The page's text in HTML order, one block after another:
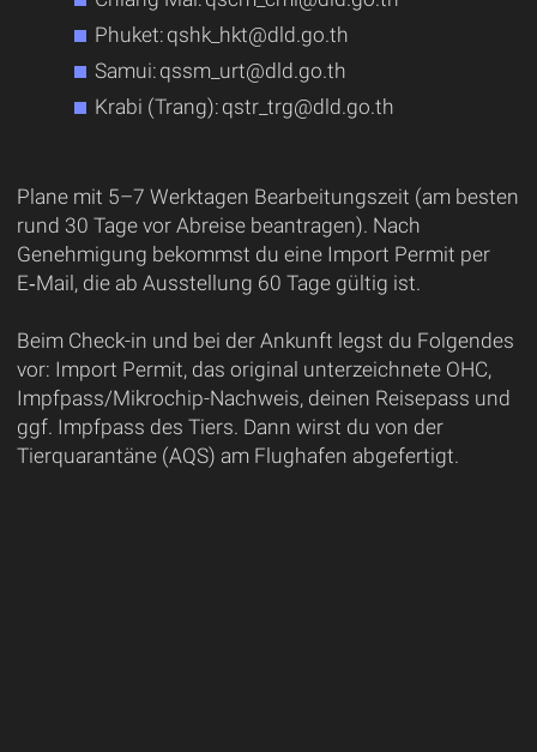
Phuket: qshk_hkt@dld.go.th
Samui: qssm_urt@dld.go.th
Krabi (Trang): qstr_trg@dld.go.th
Plane mit 5–7 Werktagen Bearbeitungszeit (am besten
rund 30 Tage vor Abreise beantragen). Nach
Genehmigung bekommst du eine Import Permit per
E‑Mail, die ab Ausstellung 60 Tage gültig ist.
Beim Check-in und bei der Ankunft legst du Folgendes
vor: Import Permit, das original unterzeichnete OHC,
Impfpass/Mikrochip-Nachweis, deinen Reisepass und
ggf. Impfpass des Tiers. Dann wirst du von der
Tierquarantäne (AQS) am Flughafen abgefertigt.